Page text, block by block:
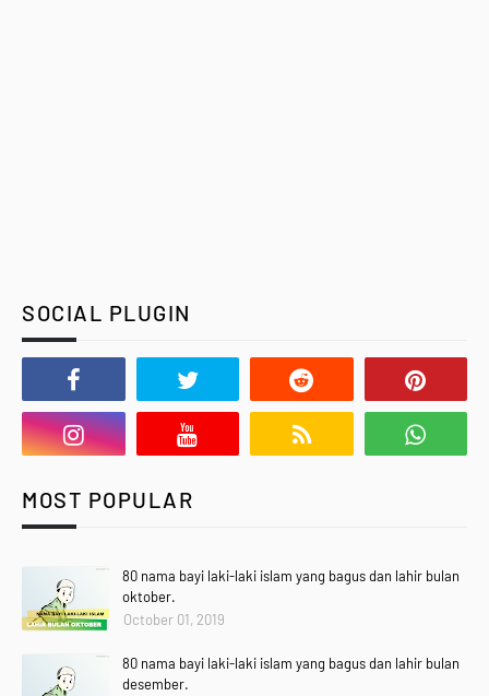
SOCIAL PLUGIN
MOST POPULAR
80 nama bayi laki-laki islam yang bagus dan lahir bulan
oktober.
October 01, 2019
80 nama bayi laki-laki islam yang bagus dan lahir bulan
desember.